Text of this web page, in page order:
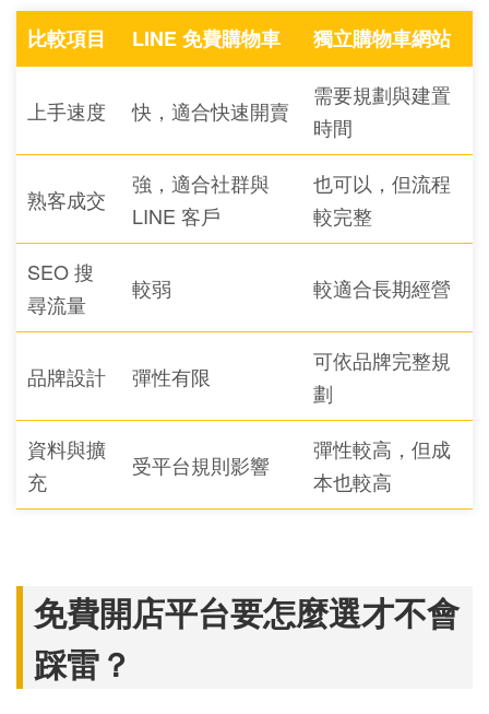
比較項目 LINE 免費購物車 獨立購物車網站
上手速度 快，適合快速開賣
需要規劃與建置
時間
熟客成交
強，適合社群與
LINE 客戶
也可以，但流程
較完整
SEO 搜
尋流量
較弱 較適合長期經營
品牌設計 彈性有限
可依品牌完整規
劃
資料與擴
充
受平台規則影響
彈性較高，但成
本也較高
免費開店平台要怎麼選才不會
踩雷？